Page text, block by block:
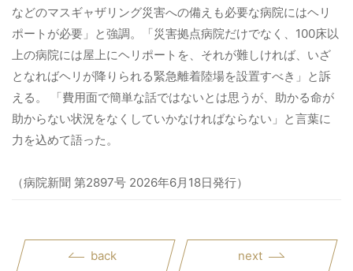
などのマスギャザリング災害への備えも必要な病院にはヘリ
ポートが必要」と強調。
「災害拠点病院だけでなく、100床以
上の病院には屋上にヘリポートを、それが難しければ、いざ
となればヘリが降りられる緊急離着陸場を設置すべき」と訴
える。
「費用面で簡単な話ではないとは思うが、助かる命が
助からない状況をなくしていかなければならない」と言葉に
力を込めて語った。
（病院新聞 第2897号 2026年6月18日発行）
back next